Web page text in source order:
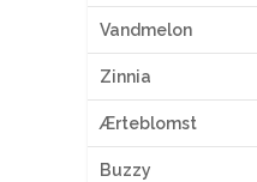
Vandmelon
Zinnia
Ærteblomst
Buzzy